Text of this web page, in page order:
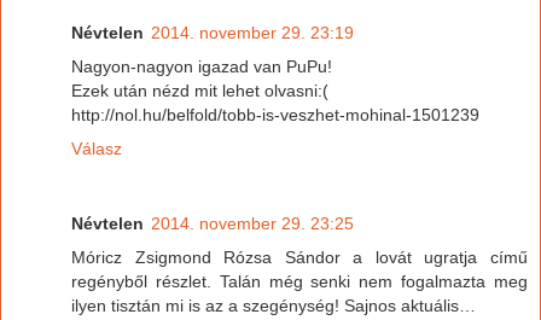
Névtelen 2014. november 29. 23:19
Nagyon-nagyon igazad van PuPu!
Ezek után nézd mit lehet olvasni:(
http://nol.hu/belfold/tobb-is-veszhet-mohinal-1501239
Válasz
Névtelen 2014. november 29. 23:25
Móricz Zsigmond Rózsa Sándor a lovát ugratja című
regényből részlet. Talán még senki nem fogalmazta meg
ilyen tisztán mi is az a szegénység! Sajnos aktuális…